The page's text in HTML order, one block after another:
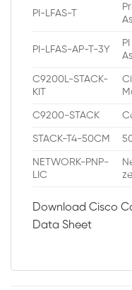
PI-LFAS-T
PI-LFAS-AP-T-3Y
C9200L-STACK-
KIT
C9200-STACK
STACK-T4-50CM
NETWORK-PNP-
LIC
Download Cisco
Data Sheet